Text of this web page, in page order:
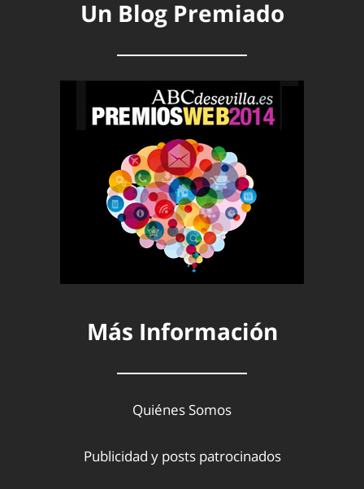
Un Blog Premiado
Más Información
Quiénes Somos
Publicidad y posts patrocinados